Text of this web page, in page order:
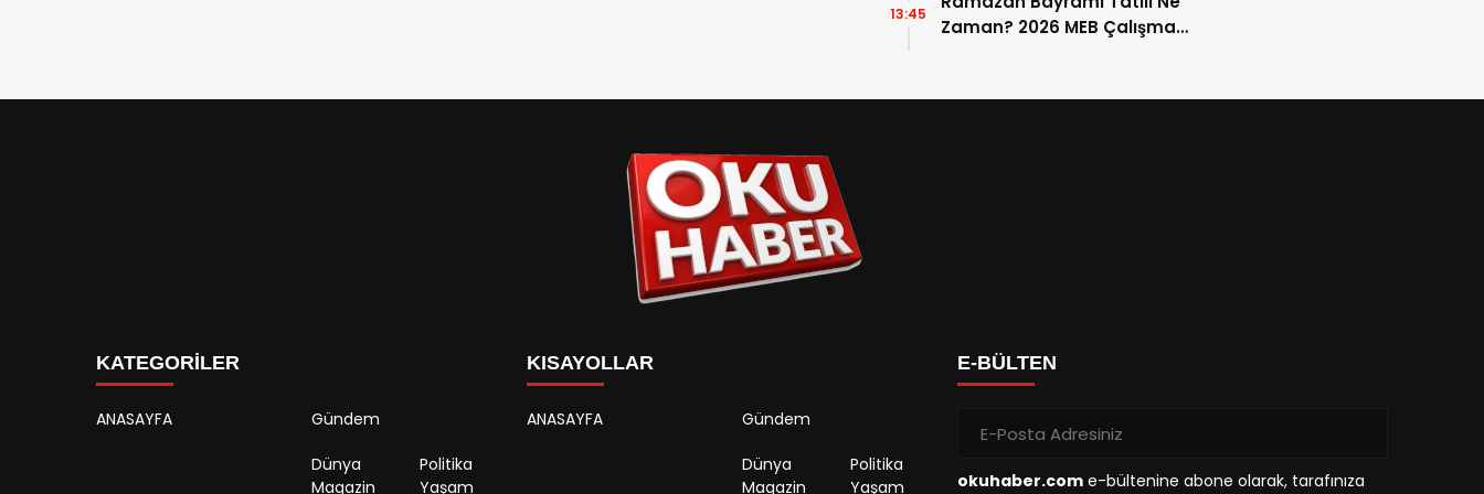
Zaman? 2026 MEB Çalışma
13:45
KATEGORİLER
ANASAYFA Gündem
Dünya
Politika
Magazin
Yaşam
KISAYOLLAR
ANASAYFA Gündem
Dünya
Politika
Magazin
Yaşam
E-BÜLTEN
okuhaber.com e-bültenine abone olarak, tarafınıza